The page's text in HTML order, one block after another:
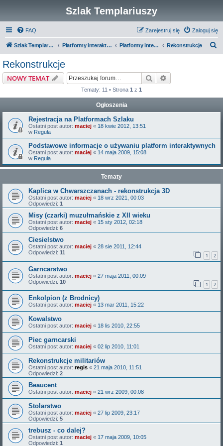
Szlak Templariuszy
FAQ Zaloguj się
Zarejestruj się
Szlak Templariuszy Platformy interaktywne Szlaku Templariuszy Platformy interaktywne - Inne Rekonstrukcje
Rekonstrukcje
NOWY TEMAT Szukaj
Tematy: 11 • Strona 1 z 1
Ogłoszenia
Rejestracja na Platformach Szlaku
Ostatni post autor: maciej « 18 kwie 2012, 13:51
w Reguła
Podstawowe informacje o używaniu platform interaktywnych
Ostatni post autor: maciej « 14 maja 2009, 15:08
w Reguła
Tematy
Kaplica w Chwarszczanach - rekonstrukcja 3D
Ostatni post autor: maciej « 18 wrz 2021, 00:03
Odpowiedzi: 1
Misy (czarki) muzułmańskie z XII wieku
Ostatni post autor: maciej « 15 sty 2012, 02:18
Odpowiedzi: 6
Ciesielstwo
Ostatni post autor: maciej « 28 sie 2011, 12:44
Odpowiedzi: 11 1 2
Garncarstwo
Ostatni post autor: maciej « 27 maja 2011, 00:09
Odpowiedzi: 10 1 2
Enkolpion (z Brodnicy)
Ostatni post autor: maciej « 13 mar 2011, 15:22
Kowalstwo
Ostatni post autor: maciej « 18 lis 2010, 22:55
Piec garncarski
Ostatni post autor: maciej « 02 lip 2010, 11:01
Rekonstrukcje militariów
Ostatni post autor: regis « 21 maja 2010, 11:51
Odpowiedzi: 2
Beaucent
Ostatni post autor: maciej « 21 wrz 2009, 00:08
Stolarstwo
Ostatni post autor: maciej « 27 lip 2009, 23:17
Odpowiedzi: 5
trebusz - co dalej?
Ostatni post autor: maciej « 17 maja 2009, 10:05
Odpowiedzi: 1